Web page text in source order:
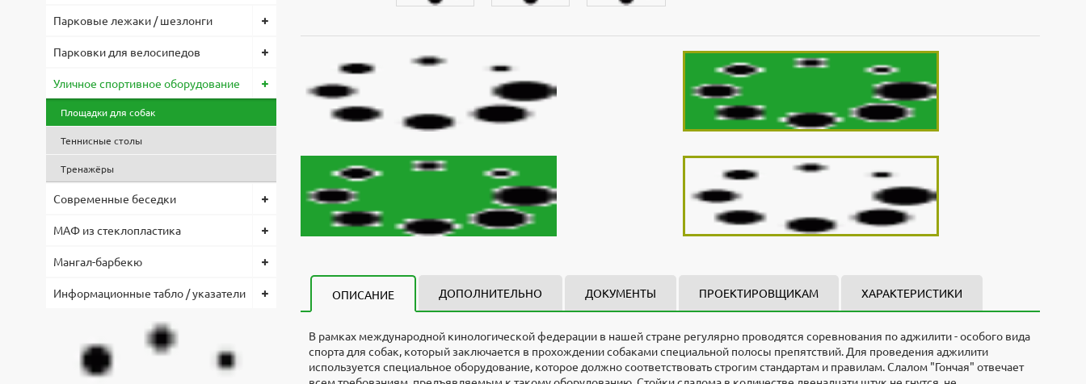
ОПИСАНИЕ ДОПОЛНИТЕЛЬНО ДОКУМЕНТЫ ПРОЕКТИРОВЩИКАМ ХАРАКТЕРИСТИКИ
В рамках международной кинологической федерации в нашей стране регулярно проводятся соревнования по аджилити - особого вида
спорта для собак, который заключается в прохождении собаками специальной полосы препятствий. Для проведения аджилити
используется специальное оборудование, которое должно соответствовать строгим стандартам и правилам. Слалом "Гончая" отвечает
Парковые лежаки / шезлонги
Парковки для велосипедов
Уличное спортивное оборудование
Площадки для собак
Теннисные столы
Тренажёры
Современные беседки
МАФ из стеклопластика
Мангал-барбекю
Информационные табло / указатели